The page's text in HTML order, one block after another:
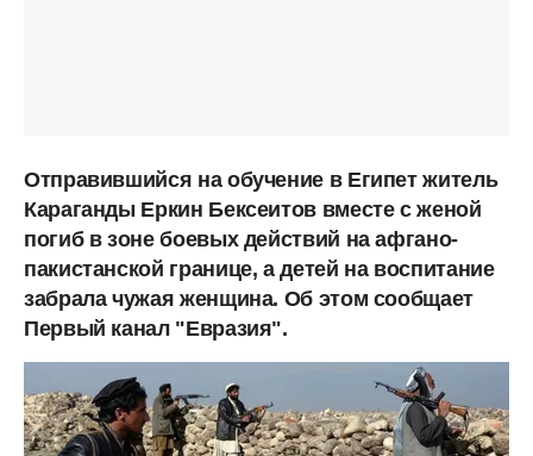
Отправившийся на обучение в Египет житель
Караганды Еркин Бексеитов вместе с женой
погиб в зоне боевых действий на афгано-
пакистанской границе, а детей на воспитание
забрала чужая женщина. Об этом сообщает
Первый канал "Евразия".